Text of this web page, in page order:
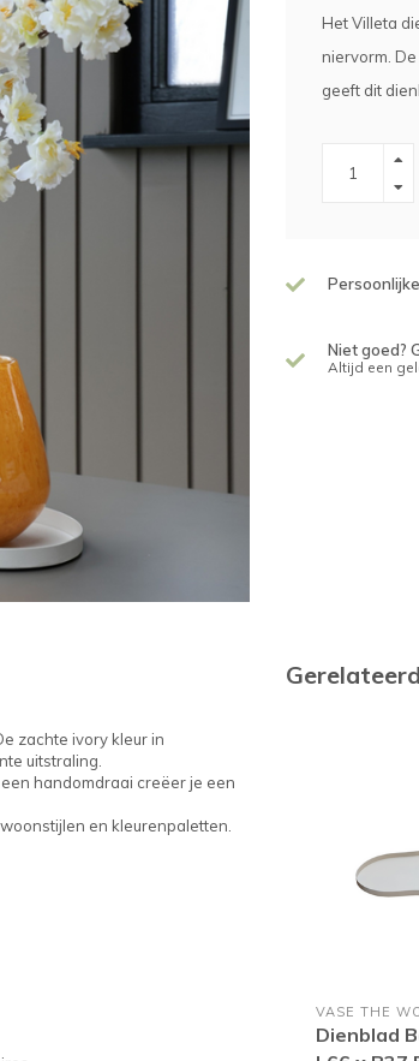
Het Villeta
niervorm.
geeft dit
Niet goed?
Altijd een
zachte ivory kleur in
uitstraling.
handomdraai creëer je een
en kleurenpaletten.
VASE THE
Dienblad